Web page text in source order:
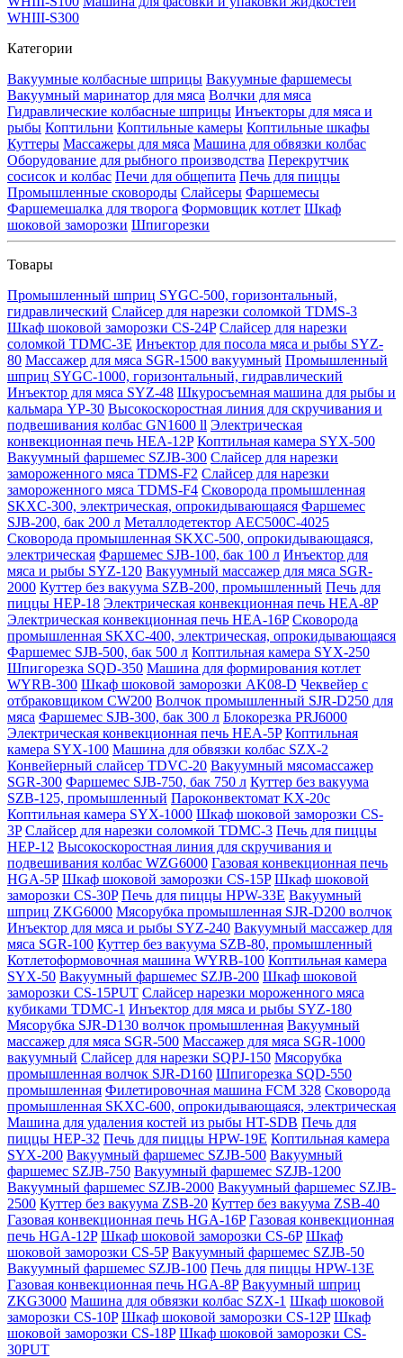
WHIII-S300
Категории
Вакуумные колбасные шприцы Вакуумные фаршемесы
Вакуумный маринатор для мяса Волчки для мяса
Гидравлические колбасные шприцы Инъекторы для мяса и
рыбы Коптильни Коптильные камеры Коптильные шкафы
Куттеры Массажеры для мяса Машина для обвязки колбас
Оборудование для рыбного производства Перекрутчик
сосисок и колбас Печи для общепита Печь для пиццы
Промышленные сковороды Слайсеры Фаршемесы
Фаршемешалка для творога Формовщик котлет Шкаф
шоковой заморозки Шпигорезки
Товары
Промышленный шприц SYGC-500, горизонтальный,
гидравлический Слайсер для нарезки соломкой TDMS-3
Шкаф шоковой заморозки CS-24P Слайсер для нарезки
соломкой TDMC-3E Инъектор для посола мяса и рыбы SYZ-
80 Массажер для мяса SGR-1500 вакуумный Промышленный
шприц SYGC-1000, горизонтальный, гидравлический
Инъектор для мяса SYZ-48 Шкуросъемная машина для рыбы и
кальмара YP-30 Высокоскоростная линия для скручивания и
подвешивания колбас GN1600 ll Электрическая
конвекционная печь HEA-12P Коптильная камера SYX-500
Вакуумный фаршемес SZJB-300 Слайсер для нарезки
замороженного мяса TDMS-F2 Слайсер для нарезки
замороженного мяса TDMS-F4 Сковорода промышленная
SKXC-300, электрическая, опрокидывающаяся Фаршемес
SJB-200, бак 200 л Металлодетектор AEC500C-4025
Сковорода промышленная SKXC-500, опрокидывающаяся,
электрическая Фаршемес SJB-100, бак 100 л Инъектор для
мяса и рыбы SYZ-120 Вакуумный массажер для мяса SGR-
2000 Куттер без вакуума SZB-200, промышленный Печь для
пиццы HEP-18 Электрическая конвекционная печь HEA-8P
Электрическая конвекционная печь HEA-16P Сковорода
промышленная SKXC-400, электрическая, опрокидывающаяся
Фаршемес SJB-500, бак 500 л Коптильная камера SYX-250
Шпигорезка SQD-350 Машина для формирования котлет
WYRB-300 Шкаф шоковой заморозки AK08-D Чеквейер с
отбраковщиком CW200 Волчок промышленный SJR-D250 для
мяса Фаршемес SJB-300, бак 300 л Блокорезка PRJ6000
Электрическая конвекционная печь HEA-5P Коптильная
камера SYX-100 Машина для обвязки колбас SZX-2
Конвейерный слайсер TDVC-20 Вакуумный мясомассажер
SGR-300 Фаршемес SJB-750, бак 750 л Куттер без вакуума
SZB-125, промышленный Пароконвектомат KX-20c
Коптильная камера SYX-1000 Шкаф шоковой заморозки CS-
3P Слайсер для нарезки соломкой TDMC-3 Печь для пиццы
HEP-12 Высокоскоростная линия для скручивания и
подвешивания колбас WZG6000 Газовая конвекционная печь
HGA-5P Шкаф шоковой заморозки CS-15P Шкаф шоковой
заморозки CS-30P Печь для пиццы HPW-33E Вакуумный
шприц ZKG6000 Мясорубка промышленная SJR-D200 волчок
Инъектор для мяса и рыбы SYZ-240 Вакуумный массажер для
мяса SGR-100 Куттер без вакуума SZB-80, промышленный
Котлетоформовочная машина WYRB-100 Коптильная камера
SYX-50 Вакуумный фаршемес SZJB-200 Шкаф шоковой
заморозки CS-15PUT Слайсер нарезки мороженного мяса
кубиками TDMC-1 Инъектор для мяса и рыбы SYZ-180
Мясорубка SJR-D130 волчок промышленная Вакуумный
массажер для мяса SGR-500 Массажер для мяса SGR-1000
вакуумный Слайсер для нарезки SQPJ-150 Мясорубка
промышленная волчок SJR-D160 Шпигорезка SQD-550
промышленная Филетировочная машина FCM 328 Сковорода
промышленная SKXC-600, опрокидывающаяся, электрическая
Машина для удаления костей из рыбы HT-SDB Печь для
пиццы HEP-32 Печь для пиццы HPW-19E Коптильная камера
SYX-200 Вакуумный фаршемес SZJB-500 Вакуумный
фаршемес SZJB-750 Вакуумный фаршемес SZJB-1200
Вакуумный фаршемес SZJB-2000 Вакуумный фаршемес SZJB-
2500 Куттер без вакуума ZSB-20 Куттер без вакуума ZSB-40
Газовая конвекционная печь HGA-16P Газовая конвекционная
печь HGA-12P Шкаф шоковой заморозки CS-6P Шкаф
шоковой заморозки CS-5P Вакуумный фаршемес SZJB-50
Вакуумный фаршемес SZJB-100 Печь для пиццы HPW-13E
Газовая конвекционная печь HGA-8P Вакуумный шприц
ZKG3000 Машина для обвязки колбас SZX-1 Шкаф шоковой
заморозки CS-10P Шкаф шоковой заморозки CS-12P Шкаф
шоковой заморозки CS-18P Шкаф шоковой заморозки CS-
30PUT